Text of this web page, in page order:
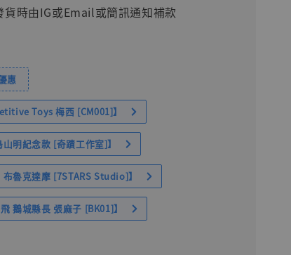
時由IG或Email或簡訊通知補款
惠
Toys 梅西 [CM001]】
明紀念款 [奇蹟工作室]】
魯克達摩 [7STARS Studio]】
鵝城縣長 張麻子 [BK01]】